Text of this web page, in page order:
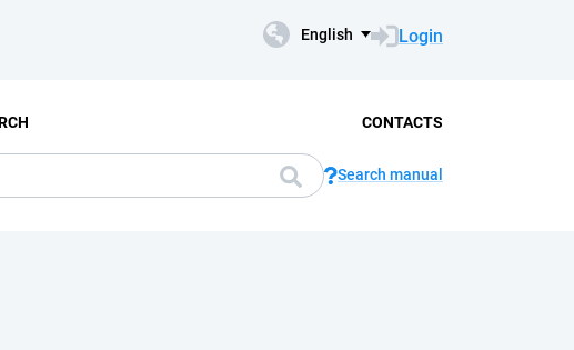
English Login
CONTACTS
Search manual